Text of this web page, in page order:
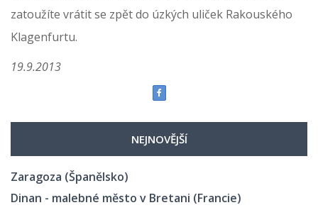
zatoužíte vrátit se zpět do úzkých uliček Rakouského
Klagenfurtu.
19.9.2013
NEJNOVĚJŠÍ
Zaragoza (Španělsko)
Dinan - malebné město v Bretani (Francie)